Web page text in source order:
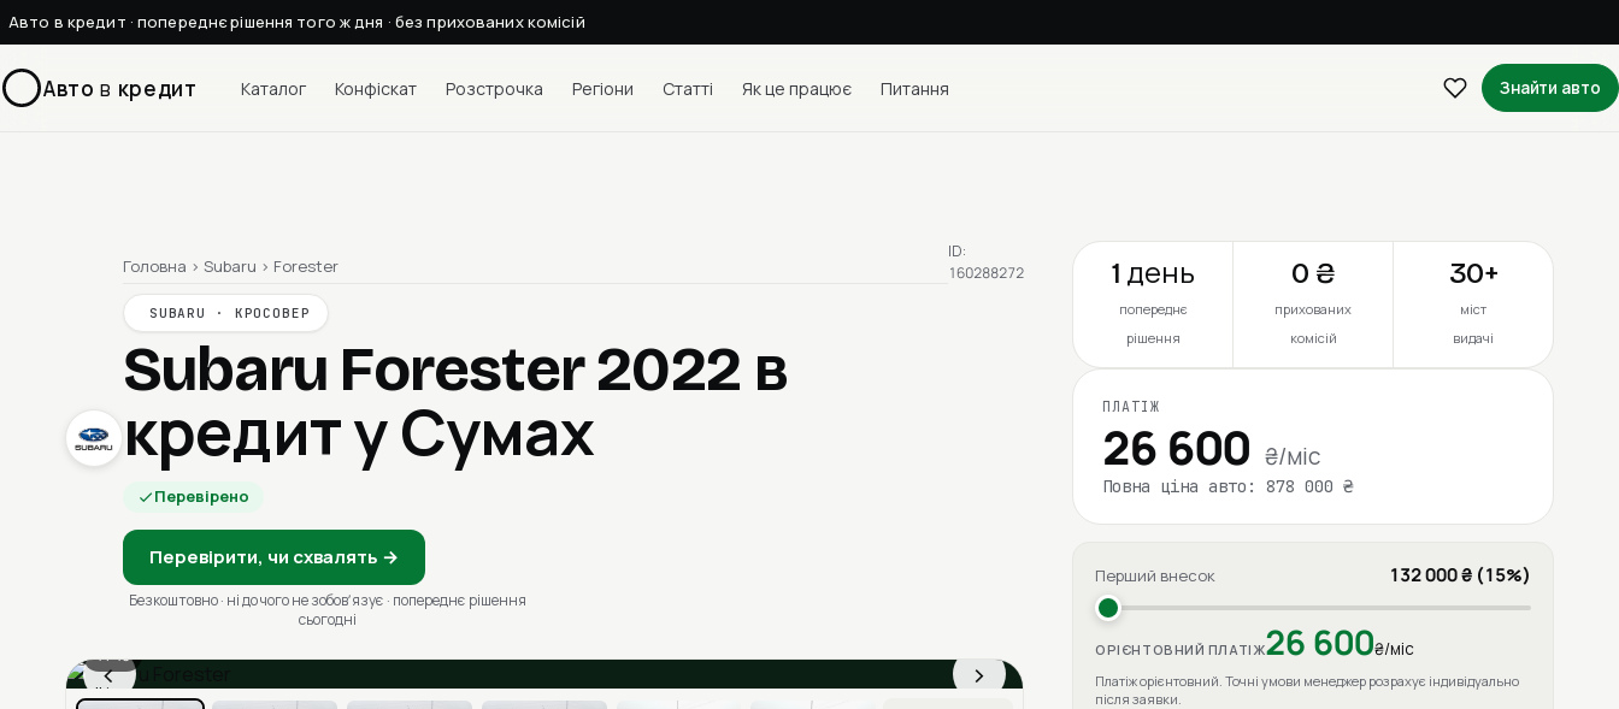
Авто в кредит · попереднє рішення того ж дня · без прихованих комісій
Авто в кредит Каталог Конфіскат Розстрочка Регіони Статті Як це працює Питання Знайти авто
Головна › Subaru › Forester
SUBARU · КРОСОВЕР
Subaru Forester 2022 в
кредит у Сумах
Перевірено
Перевірити, чи схвалять →
Безкоштовно · ні до чого не зобовʼязує · попереднє рішення
сьогодні
ID:
160288272
‹ ›
1 / 13
Ціна в місяць
1 день
попереднє
рішення
0 ₴
прихованих
комісій
30+
міст
видачі
ПЛАТІЖ
26 600 ₴/міс
Повна ціна авто: 878 000 ₴
Перший внесок 132 000 ₴ (15%)
ОРІЄНТОВНИЙ ПЛАТІЖ26 600₴/міс
Платіж орієнтовний. Точні умови менеджер розрахує індивідуально
після заявки.